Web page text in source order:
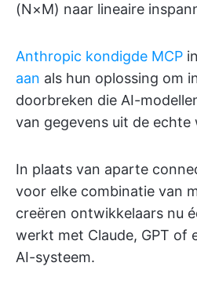
(N×M) naar lineaire
Anthropic kondigde MCP
aan als hun oplossing om
doorbreken die AI-
van gegevens uit de echte
In plaats van aparte
voor elke combinatie van
creëren ontwikkelaars nu
werkt met Claude, GPT of
AI-systeem.